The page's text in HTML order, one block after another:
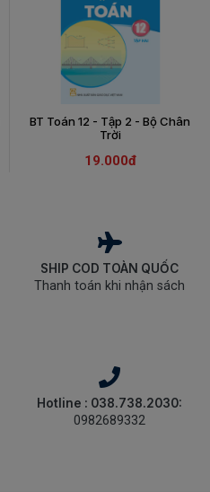
BT Toán 12 - Tập 2 - Bộ Chân
Trời
19.000đ
SHIP COD TOÀN QUỐC
Thanh toán khi nhận sách
Hotline : 038.738.2030:
0982689332